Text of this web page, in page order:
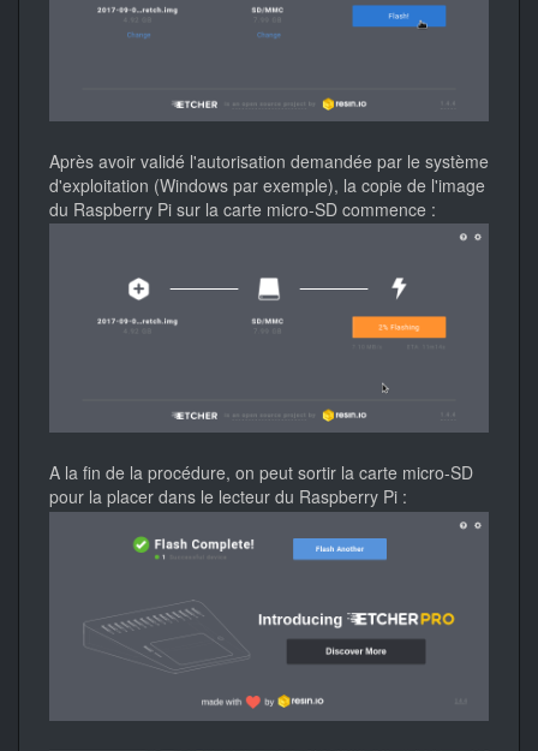
Après avoir validé l'autorisation demandée par le système
d'exploitation (Windows par exemple), la copie de l'image
du Raspberry Pi sur la carte micro-SD commence :
A la fin de la procédure, on peut sortir la carte micro-SD
pour la placer dans le lecteur du Raspberry Pi :